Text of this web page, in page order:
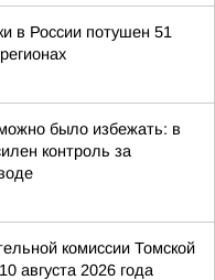
в России потушен 51
было избежать: в
контроль за
комиссии Томской
августа 2026 года